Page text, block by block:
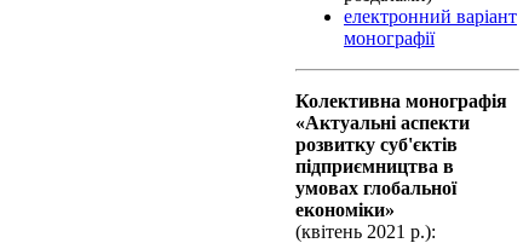
електронний варіант
монографії
Колективна монографiя
«Актуальні аспекти
розвитку суб'єктів
підприємництва в
умовах глобальної
економіки»
(квiтень 2021 р.):